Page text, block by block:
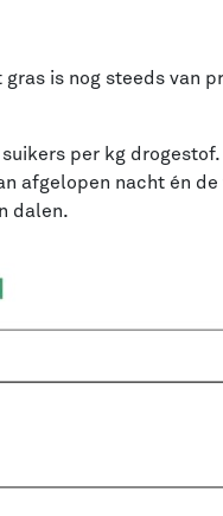
is nog steeds van
per kg
afgelopen nacht én de
dalen.